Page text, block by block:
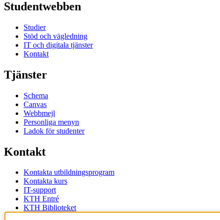
Studentwebben
Studier
Stöd och vägledning
IT och digitala tjänster
Kontakt
Tjänster
Schema
Canvas
Webbmejl
Personliga menyn
Ladok för studenter
Kontakt
Kontakta utbildningsprogram
Kontakta kurs
IT-support
KTH Entré
KTH Biblioteket